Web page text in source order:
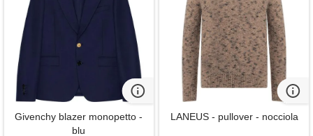
Givenchy blazer monopetto -
blu
LANEUS - pullover - nocciola